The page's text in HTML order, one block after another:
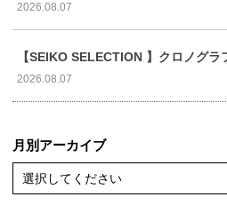
2026.08.07
【SEIKO SELECTION 】クロノグ
2026.08.07
月別アーカイブ
選択してください